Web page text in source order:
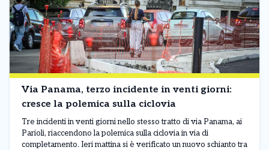
Via Panama, terzo incidente in venti giorni:
cresce la polemica sulla ciclovia
Tre incidenti in venti giorni nello stesso tratto di via Panama, ai
Parioli, riaccendono la polemica sulla ciclovia in via di
completamento. Ieri mattina si è verificato un nuovo schianto tra